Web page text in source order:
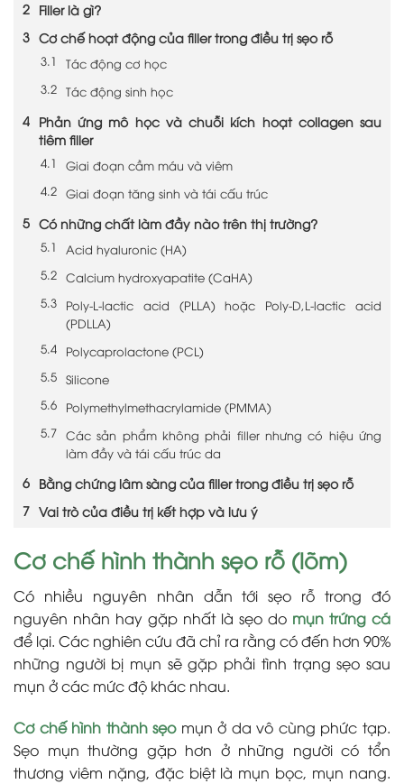
Filler là gì?
Cơ chế hoạt động của filler trong điều trị sẹo rỗ
Tác động cơ học
Tác động sinh học
Phản ứng mô học và chuỗi kích hoạt collagen sau
tiêm filler
Giai đoạn cầm máu và viêm
Giai đoạn tăng sinh và tái cấu trúc
Có những chất làm đầy nào trên thị trường?
Acid hyaluronic (HA)
Calcium hydroxyapatite (CaHA)
Poly-L-lactic acid (PLLA) hoặc Poly-D,L-lactic acid
(PDLLA)
Polycaprolactone (PCL)
Silicone
Polymethylmethacrylamide (PMMA)
Các sản phẩm không phải filler nhưng có hiệu ứng
làm đầy và tái cấu trúc da
Bằng chứng lâm sàng của filler trong điều trị sẹo rỗ
Vai trò của điều trị kết hợp và lưu ý
Cơ chế hình thành sẹo rỗ (lõm)
Có nhiều nguyên nhân dẫn tới sẹo rỗ trong đó
nguyên nhân hay gặp nhất là sẹo do mụn trứng cá
để lại. Các nghiên cứu đã chỉ ra rằng có đến hơn 90%
những người bị mụn sẽ gặp phải tình trạng sẹo sau
mụn ở các mức độ khác nhau.
Cơ chế hình thành sẹomụn ở da vô cùng phức tạp.
Sẹo mụn thường gặp hơn ở những người có tổn
thương viêm nặng, đặc biệt là mụn bọc, mụn nang.